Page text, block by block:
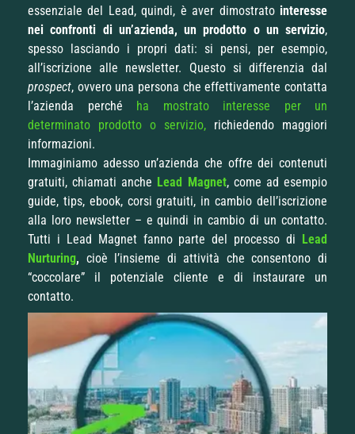
essenziale del Lead, quindi, è aver dimostrato interesse
nei confronti di un’azienda, un prodotto o un servizio,
spesso lasciando i propri dati: si pensi, per esempio,
all’iscrizione alle newsletter. Questo si differenzia dal
prospect, ovvero una persona che effettivamente contatta
l’azienda perché
ha mostrato interesse per un
determinato prodotto o servizio, richiedendo maggiori
informazioni.
Immaginiamo adesso un’azienda che offre dei contenuti
gratuiti, chiamati anche Lead Magnet, come ad esempio
guide, tips, ebook, corsi gratuiti, in cambio dell’iscrizione
alla loro newsletter – e quindi in cambio di un contatto.
Tutti i Lead Magnet fanno parte del processo di Lead
Nurturing, cioè l’insieme di attività che consentono di
“coccolare” il potenziale cliente e di instaurare un
contatto.